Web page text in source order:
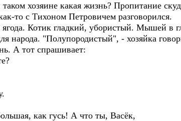
хозяине какая жизнь? Пропитание
то с Тихоном Петровичем разговорился.
Котик гладкий, убористый. Мышей в
народа. "Полупородистый", - хозяйка
А тот спрашивает:
как гусь! А что ты, Васёк,